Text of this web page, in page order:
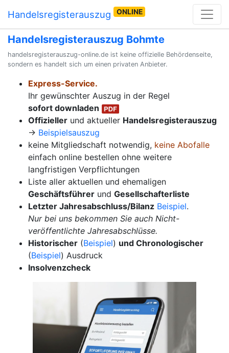
Handelsregisterauszug ONLINE
Handelsregisterauszug Bohmte
handelsregisterauszug-online.de ist keine offizielle Behördenseite,
sondern es handelt sich um einen privaten Anbieter.
Express-Service.
Ihr gewünschter Auszug in der Regel
sofort downladen
Offizieller und aktueller Handelsregisterauszug
→ Beispielsauszug
keine Mitgliedschaft notwendig, keine Abofalle
einfach online bestellen ohne weitere
langfristigen Verpflichtungen
Liste aller aktuellen und ehemaligen
Geschäftsführer und Gesellschafterliste
Letzter Jahresabschluss/Bilanz Beispiel.
Nur bei uns bekommen Sie auch Nicht-
veröffentlichte Jahresabschlüsse.
Historischer (Beispiel) und Chronologischer
(Beispiel) Ausdruck
Insolvenzcheck